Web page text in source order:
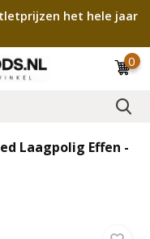
het hele jaar
0
Laagpolig Effen -